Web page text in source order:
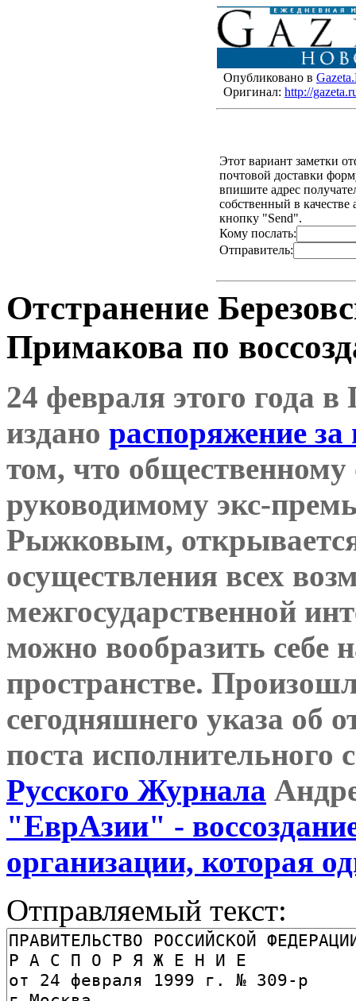
Опубликовано в
Оригинал: http://
Этот вариант заметки
почтовой доставки
впишите адрес
собственный в качестве
кнопку "Send".
Кому послать:
Отправитель:
Отстранение
Примакова по
24 февраля этого года
издано распоряжение
том, что
руководимому экс-
Рыжковым,
осуществления всех
межгосударственной
можно вообразить себе
пространстве.
сегодняшнего указа об
поста исполнительного
Русского Журнала
"ЕврАзии" -
организации, которая
Отправляемый текст: